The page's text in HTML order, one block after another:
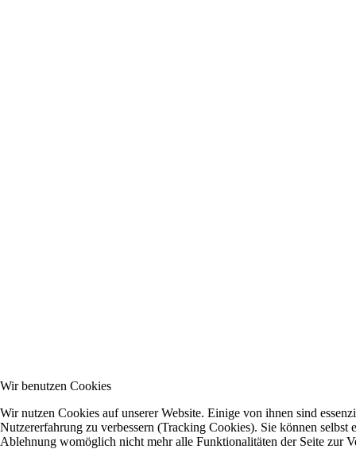
Wir benutzen Cookies
Wir nutzen Cookies auf unserer Website. Einige von ihnen sind
Nutzererfahrung zu verbessern (Tracking Cookies). Sie können selbst
Ablehnung womöglich nicht mehr alle Funktionalitäten der Seite zur